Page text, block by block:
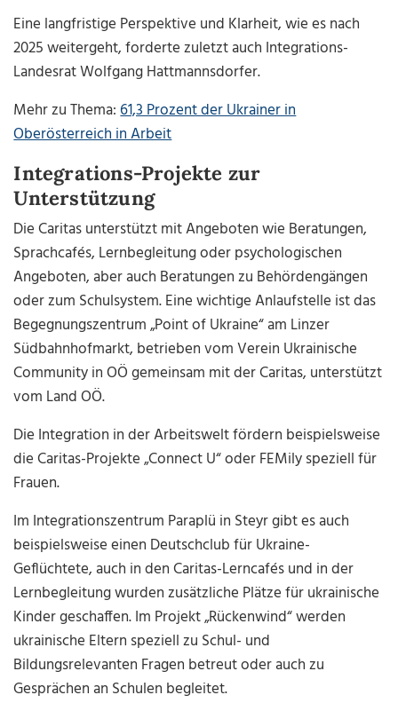
Eine langfristige Perspektive und Klarheit, wie es nach
2025 weitergeht, forderte zuletzt auch Integrations-
Landesrat Wolfgang Hattmannsdorfer.
Mehr zu Thema:61,3 Prozent der Ukrainer in
Oberösterreich in Arbeit
Integrations-Projekte zur
Unterstützung
Die Caritas unterstützt mit Angeboten wie Beratungen,
Sprachcafés, Lernbegleitung oder psychologischen
Angeboten, aber auch Beratungen zu Behördengängen
oder zum Schulsystem. Eine wichtige Anlaufstelle ist das
Begegnungszentrum „Point of Ukraine“ am Linzer
Südbahnhofmarkt, betrieben vom Verein Ukrainische
Community in OÖ gemeinsam mit der Caritas, unterstützt
vom Land OÖ.
Die Integration in der Arbeitswelt fördern beispielsweise
die Caritas-Projekte „Connect U“ oder FEMily speziell für
Frauen.
Im Integrationszentrum Paraplü in Steyr gibt es auch
beispielsweise einen Deutschclub für Ukraine-
Geflüchtete, auch in den Caritas-Lerncafés und in der
Lernbegleitung wurden zusätzliche Plätze für ukrainische
Kinder geschaffen. Im Projekt „Rückenwind“ werden
ukrainische Eltern speziell zu Schul- und
Bildungsrelevanten Fragen betreut oder auch zu
Gesprächen an Schulen begleitet.